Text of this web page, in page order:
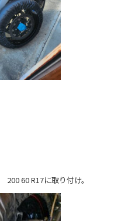
60 R17に取り付け。